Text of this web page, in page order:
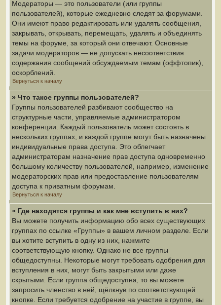
Модераторы — это пользователи (или группы
пользователей), которые ежедневно следят за форумами.
Они имеют право редактировать или удалять сообщения,
закрывать, открывать, перемещать, удалять и объединять
темы на форуме, за который они отвечают. Основные
задачи модераторов — не допускать несоответствия
содержания сообщений обсуждаемым темам (оффтопик),
оскорблений.
Вернуться к началу
» Что такое группы пользователей?
Группы пользователей разбивают сообщество на
структурные части, управляемые администратором
конференции. Каждый пользователь может состоять в
нескольких группах, и каждой группе могут быть назначены
индивидуальные права доступа. Это облегчает
администраторам назначение прав доступа одновременно
большому количеству пользователей, например, изменение
модераторских прав или предоставление пользователям
доступа к приватным форумам.
Вернуться к началу
» Где находятся группы и как мне вступить в них?
Вы можете получить информацию обо всех существующих
группах по ссылке «Группы» в вашем личном разделе. Если
вы хотите вступить в одну из них, нажмите
соответствующую кнопку. Однако не все группы
общедоступны. Некоторые могут требовать одобрения для
вступления в них, могут быть закрытыми или даже
скрытыми. Если группа общедоступна, то вы можете
запросить членство в ней, щёлкнув по соответствующей
кнопке. Если требуется одобрение на участие в группе, вы